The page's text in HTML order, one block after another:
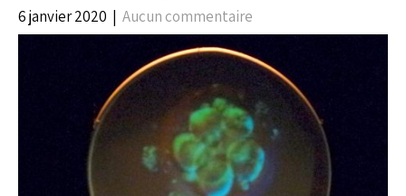
6 janvier 2020 | Aucun commentaire